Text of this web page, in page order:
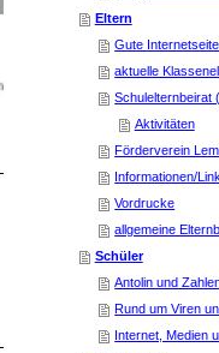
Eltern
Gute
aktuelle
Schulelternbeirat
Aktivitäten
Förderverein
Informationen/
Vordrucke
allgemeine
Schüler
Antolin und
Rund um Viren
Internet, Medien